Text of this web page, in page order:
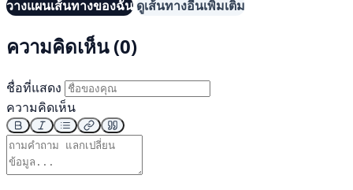
วางแผนเส้นทางของฉัน ดูเส้นทางอื่นเพิ่มเติม
ความคิดเห็น (0)
ชื่อที่แสดง
ความคิดเห็น